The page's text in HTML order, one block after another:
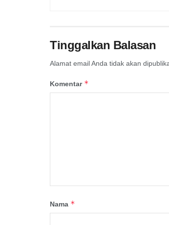
Tinggalkan Balasan
Alamat email Anda tidak akan
Komentar *
Nama *